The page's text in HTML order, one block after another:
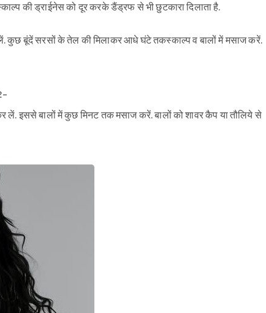
की ड्राईनेस को दूर करके डैंड्रफ से भी छुटकारा दिलाता है.
कुछ बूंदें सरसों के तेल की मिलाकर आधे घंटे तकस्काल्प व बालों में मसाज करें.
लें. इससे बालों में कुछ मिनट तक मसाज करें. बालों को शावर कैप या तौलिये से